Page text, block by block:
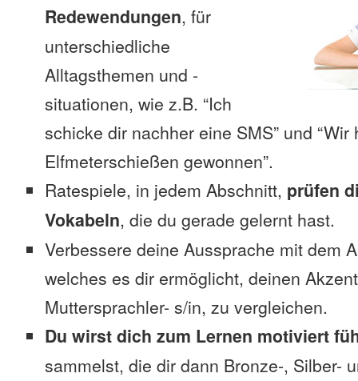
Redewendungen, für
unterschiedliche
Alltagsthemen und -
situationen, wie z.B. “Ich
schicke dir nachher eine SMS” und
Elfmeterschießen gewonnen”.
Ratespiele, in jedem Abschnitt, prüfen
Vokabeln, die du gerade gelernt hast.
Verbessere deine Aussprache mit dem
welches es dir ermöglicht, deinen
Muttersprachler- s/in, zu vergleichen.
Du wirst dich zum Lernen motiviert
sammelst, die dir dann Bronze-, Silber-